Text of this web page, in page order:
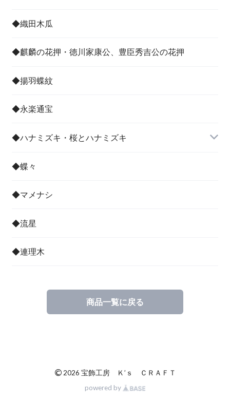
その他
◆織田木瓜
◆麒麟の花押・徳川家康公、豊臣秀吉公の花押
◆揚羽蝶紋
◆永楽通宝
◆ハナミズキ・桜とハナミズキ
◆蝶々
◆マメナシ
◆流星
◆連理木
商品一覧に戻る
© 2026 宝飾工房 Ｋ’ｓ ＣＲＡＦＴ
powered by